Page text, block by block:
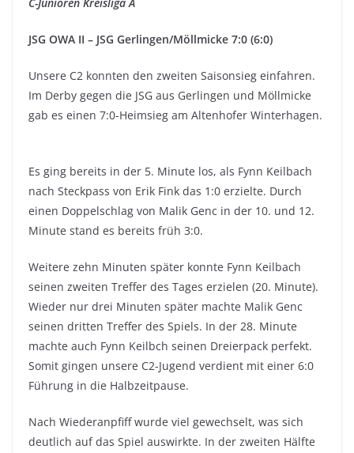
JSG OWA II – JSG Gerlingen/Möllmicke 7:0 (6:0)
Unsere C2 konnten den zweiten Saisonsieg einfahren.
Im Derby gegen die JSG aus Gerlingen und Möllmicke
gab es einen 7:0-Heimsieg am Altenhofer Winterhagen.
Es ging bereits in der 5. Minute los, als Fynn Keilbach
nach Steckpass von Erik Fink das 1:0 erzielte. Durch
einen Doppelschlag von Malik Genc in der 10. und 12.
Minute stand es bereits früh 3:0.
Weitere zehn Minuten später konnte Fynn Keilbach
seinen zweiten Treffer des Tages erzielen (20. Minute).
Wieder nur drei Minuten später machte Malik Genc
seinen dritten Treffer des Spiels. In der 28. Minute
machte auch Fynn Keilbch seinen Dreierpack perfekt.
Somit gingen unsere C2-Jugend verdient mit einer 6:0
Führung in die Halbzeitpause.
Nach Wiederanpfiff wurde viel gewechselt, was sich
deutlich auf das Spiel auswirkte. In der zweiten Hälfte